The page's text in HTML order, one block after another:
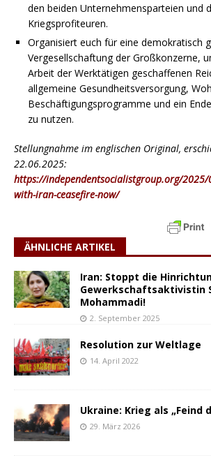
den beiden Unternehmensparteien und
Kriegsprofiteuren.
Organisiert euch für eine demokratisch
Vergesellschaftung der Großkonzerne,
Arbeit der Werktätigen geschaffenen
allgemeine Gesundheitsversorgung,
Beschäftigungsprogramme und ein
zu nutzen.
Stellungnahme im englischen Original,
22.06.2025:
https://independentsocialistgroup.org/
with-iran-ceasefire-now/
ÄHNLICHE ARTIKEL
Iran: Stoppt die
Gewerkschaftsaktivistin
Mohammadi!
2. September 2025
Resolution zur Weltlage
14. April 2022
Ukraine: Krieg als „Feind
29. März 2026